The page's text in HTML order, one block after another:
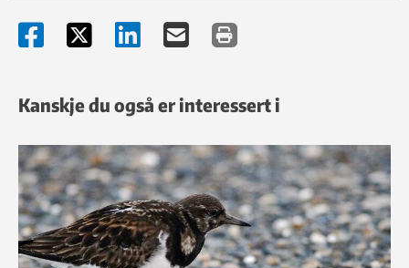
Kanskje du også er interessert i